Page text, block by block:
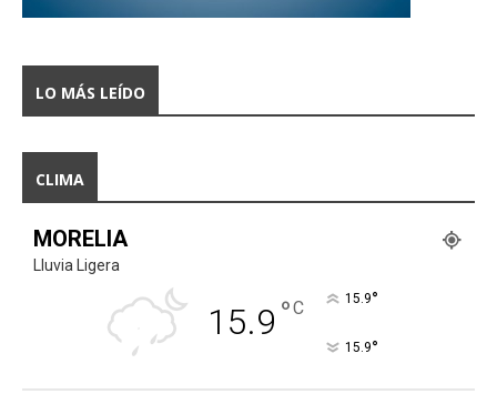
LO MÁS LEÍDO
CLIMA
MORELIA
Lluvia Ligera
15.9 °C 15.9°
15.9°